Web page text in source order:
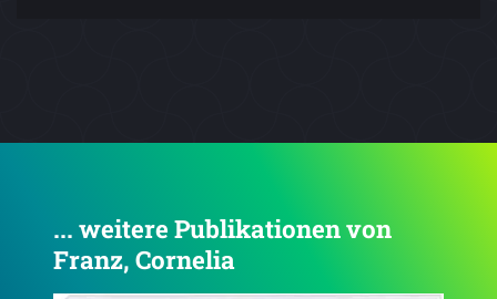
... weitere Publikationen von
Franz, Cornelia